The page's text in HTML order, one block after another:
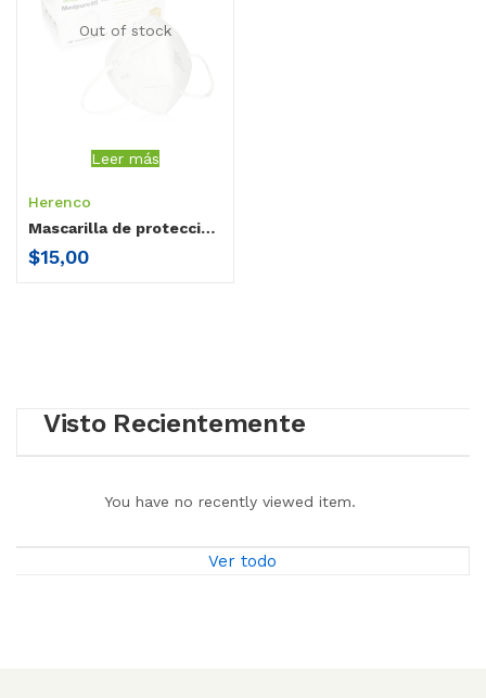
Out of stock
Leer más
Herenco
Mascarilla de proteccion KN95 Herenco
$15,00
Visto Recientemente
You have no recently viewed item.
Ver todo